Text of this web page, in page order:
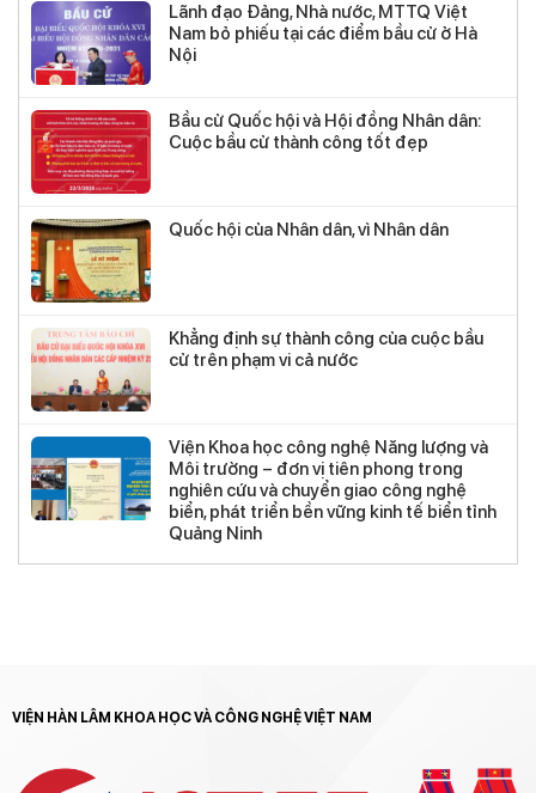
Lãnh đạo Đảng, Nhà nước, MTTQ Việt
Nam bỏ phiếu tại các điểm bầu cử ở Hà
Nội
Bầu cử Quốc hội và Hội đồng Nhân dân:
Cuộc bầu cử thành công tốt đẹp
Quốc hội của Nhân dân, vì Nhân dân
Khẳng định sự thành công của cuộc bầu
cử trên phạm vi cả nước
Viện Khoa học công nghệ Năng lượng và
Môi trường – đơn vị tiên phong trong
nghiên cứu và chuyển giao công nghệ
biển, phát triển bền vững kinh tế biển tỉnh
Quảng Ninh
VIỆN HÀN LÂM KHOA HỌC VÀ CÔNG NGHỆ VIỆT NAM